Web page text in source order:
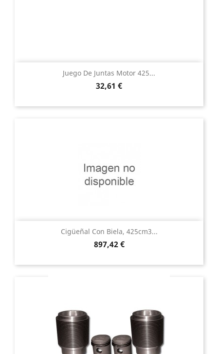
Juego De Juntas Motor 425...
Precio
32,61 €
Cigüeñal Con Biela, 425cm3...
Precio
897,42 €